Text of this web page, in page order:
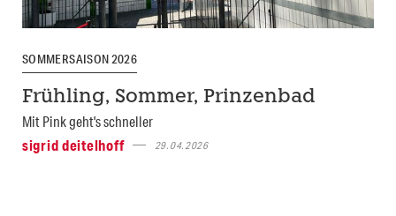
SOMMERSAISON 2026
Frühling, Sommer, Prinzenbad
Mit Pink geht's schneller
sigrid deitelhoff
29.04.2026